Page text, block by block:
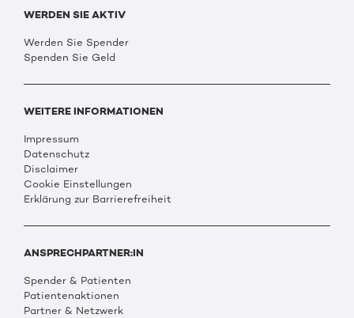
WERDEN SIE AKTIV
Werden Sie Spender
Spenden Sie Geld
WEITERE INFORMATIONEN
Impressum
Datenschutz
Disclaimer
Cookie Einstellungen
Erklärung zur Barrierefreiheit
ANSPRECHPARTNER:IN
Spender & Patienten
Patientenaktionen
Partner & Netzwerk